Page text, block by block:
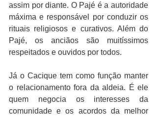
assim por diante. O Pajé é a autoridade
máxima e responsável por conduzir os
rituais religiosos e curativos. Além do
Pajé, os anciãos são muitíssimos
respeitados e ouvidos por todos.
Já o Cacique tem como função manter
o relacionamento fora da aldeia. É ele
quem negocia os interesses da
comunidade e os acordos da melhor